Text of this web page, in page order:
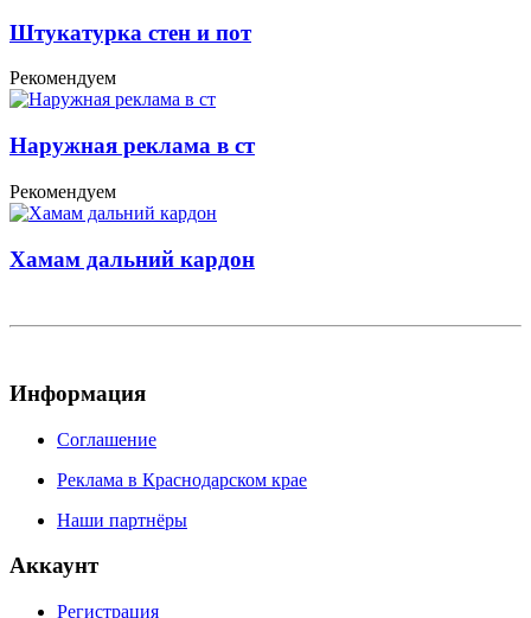
Штукатурка стен и пот
Рекомендуем
Наружная реклама в ст
Рекомендуем
Хамам дальний кардон
Информация
Соглашение
Реклама в Краснодарском крае
Наши партнёры
Аккаунт
Регистрация